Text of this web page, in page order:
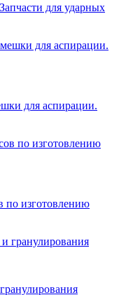
для ударных
для аспирации.
по изготовлению